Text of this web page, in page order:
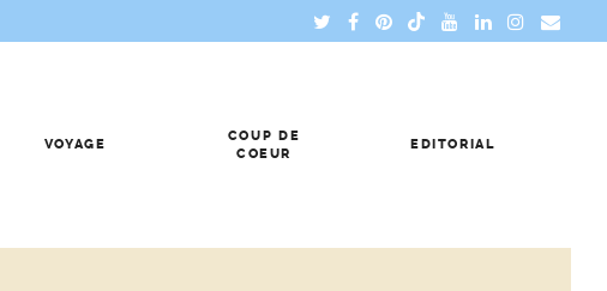
VOYAGE
COUP DE
COEUR
EDITORIAL